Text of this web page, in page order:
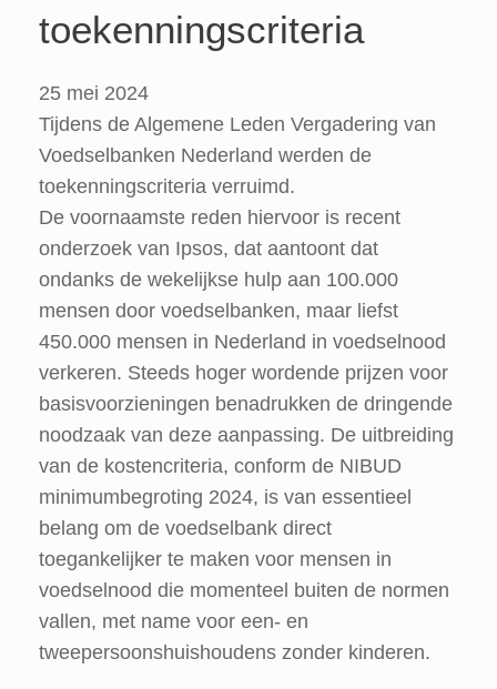
toekenningscriteria
25 mei 2024
Tijdens de Algemene Leden Vergadering van
Voedselbanken Nederland werden de
toekenningscriteria verruimd.
De voornaamste reden hiervoor is recent
onderzoek van Ipsos, dat aantoont dat
ondanks de wekelijkse hulp aan 100.000
mensen door voedselbanken, maar liefst
450.000 mensen in Nederland in voedselnood
verkeren. Steeds hoger wordende prijzen voor
basisvoorzieningen benadrukken de dringende
noodzaak van deze aanpassing. De uitbreiding
van de kostencriteria, conform de NIBUD
minimumbegroting 2024, is van essentieel
belang om de voedselbank direct
toegankelijker te maken voor mensen in
voedselnood die momenteel buiten de normen
vallen, met name voor een- en
tweepersoonshuishoudens zonder kinderen.